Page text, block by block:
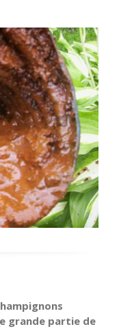
grande partie de